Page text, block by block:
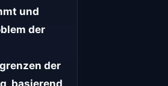
und
der
der
basierend